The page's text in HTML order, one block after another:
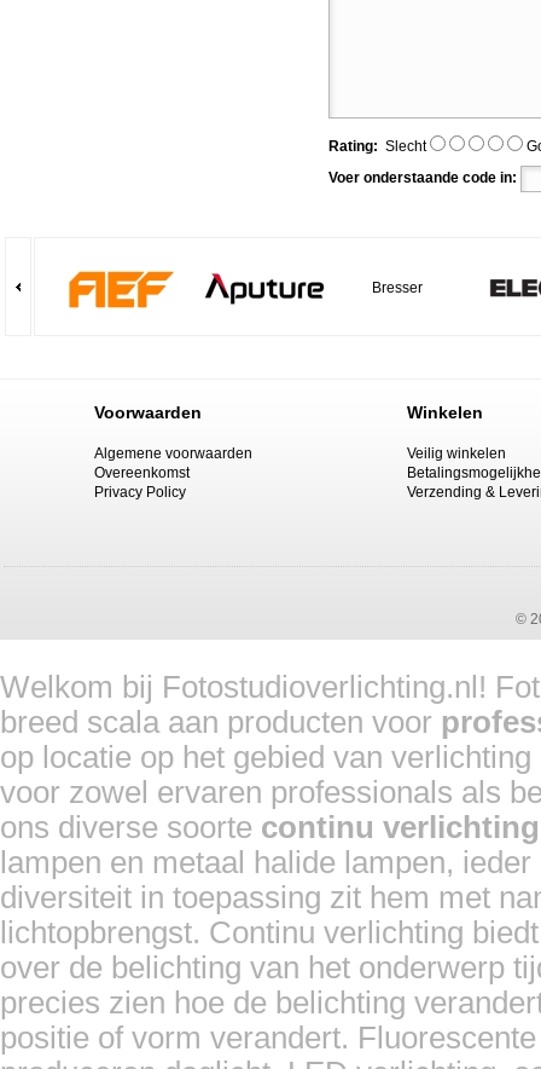
Rating: Slecht
Voer onderstaande code in:
Bresser
Voorwaarden Winkelen
Algemene voorwaarden
Overeenkomst
Privacy Policy
Veilig winkelen
Verzending &
©
Welkom bij Fotostudioverlichting.nl!
breed scala aan producten voor
op locatie op het gebied van
voor zowel ervaren professionals als
ons diverse soorte continu verlichting
lampen en metaal halide lampen,
diversiteit in toepassing zit hem met
lichtopbrengst. Continu verlichting
over de belichting van het onderwerp
precies zien hoe de belichting
positie of vorm verandert.